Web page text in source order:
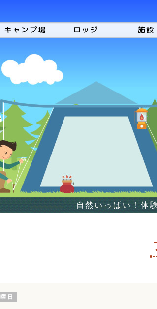
自然いっぱい！体
日